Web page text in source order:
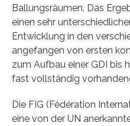
Ballungsräumen. Das
einen sehr
Entwicklung in den
angefangen von ersten
zum Aufbau einer GDI bis
fast vollständig
Die FIG (Fédération
eine von der UN